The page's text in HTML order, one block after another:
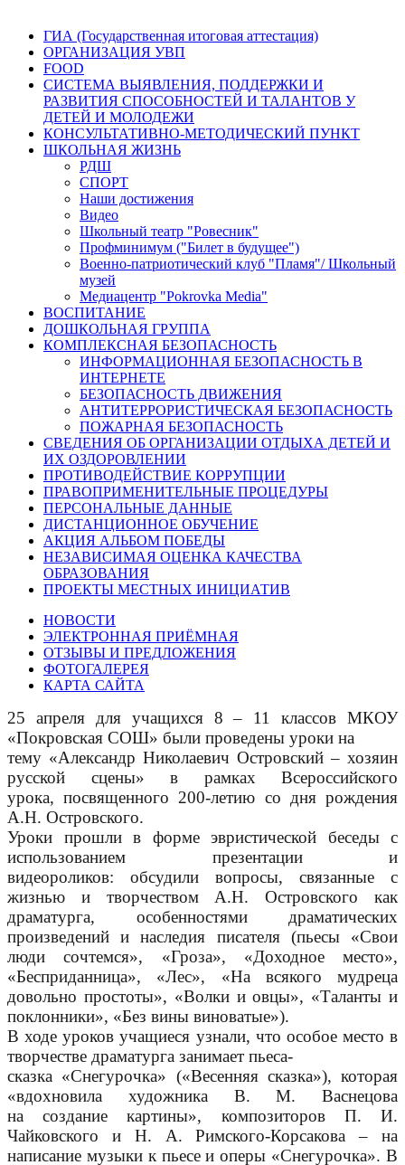
ГИА (Государственная итоговая аттестация)
ОРГАНИЗАЦИЯ УВП
FOOD
СИСТЕМА ВЫЯВЛЕНИЯ, ПОДДЕРЖКИ И
РАЗВИТИЯ СПОСОБНОСТЕЙ И ТАЛАНТОВ У
ДЕТЕЙ И МОЛОДЕЖИ
КОНСУЛЬТАТИВНО-МЕТОДИЧЕСКИЙ ПУНКТ
ШКОЛЬНАЯ ЖИЗНЬ
РДШ
СПОРТ
Наши достижения
Видео
Школьный театр "Ровесник"
Профминимум ("Билет в будущее")
Военно-патриотический клуб "Пламя"/ Школьный
музей
Медиацентр "Pokrovka Media"
ВОСПИТАНИЕ
ДОШКОЛЬНАЯ ГРУППА
КОМПЛЕКСНАЯ БЕЗОПАСНОСТЬ
ИНФОРМАЦИОННАЯ БЕЗОПАСНОСТЬ В
ИНТЕРНЕТЕ
БЕЗОПАСНОСТЬ ДВИЖЕНИЯ
АНТИТЕРРОРИСТИЧЕСКАЯ БЕЗОПАСНОСТЬ
ПОЖАРНАЯ БЕЗОПАСНОСТЬ
СВЕДЕНИЯ ОБ ОРГАНИЗАЦИИ ОТДЫХА ДЕТЕЙ И
ИХ ОЗДОРОВЛЕНИИ
ПРОТИВОДЕЙСТВИЕ КОРРУПЦИИ
ПРАВОПРИМЕНИТЕЛЬНЫЕ ПРОЦЕДУРЫ
ПЕРСОНАЛЬНЫЕ ДАННЫЕ
ДИСТАНЦИОННОЕ ОБУЧЕНИЕ
АКЦИЯ АЛЬБОМ ПОБЕДЫ
НЕЗАВИСИМАЯ ОЦЕНКА КАЧЕСТВА
ОБРАЗОВАНИЯ
ПРОЕКТЫ МЕСТНЫХ ИНИЦИАТИВ
НОВОСТИ
ЭЛЕКТРОННАЯ ПРИЁМНАЯ
ОТЗЫВЫ И ПРЕДЛОЖЕНИЯ
ФОТОГАЛЕРЕЯ
КАРТА САЙТА
25 апреля для учащихся 8 – 11 классов МКОУ
«Покровская СОШ» были проведены уроки на
тему «Александр Николаевич Островский – хозяин
русской сцены» в рамках Всероссийского
урока,посвященного 200-летию со дня рождения
А.Н. Островского.
Уроки прошли в форме эвристической беседы с
использованием презентации и
видеороликов: обсудили вопросы, связанные с
жизнью и творчеством А.Н. Островского как
драматурга, особенностями драматических
произведений и наследия писателя (пьесы «Свои
люди сочтемся», «Гроза», «Доходное место»,
«Бесприданница», «Лес», «На всякого мудреца
довольно простоты», «Волки и овцы», «Таланты и
поклонники», «Без вины виноватые»).
В ходе уроков учащиеся узнали, что особое место в
творчестве драматурга занимает пьеса-
сказка «Снегурочка» («Весенняя сказка»), которая
«вдохновила художника В. М. Васнецова
насоздание картины», композиторов П. И.
Чайковского и Н. А. Римского-Корсакова – на
написание музыки к пьесе и оперы «Снегурочка». В